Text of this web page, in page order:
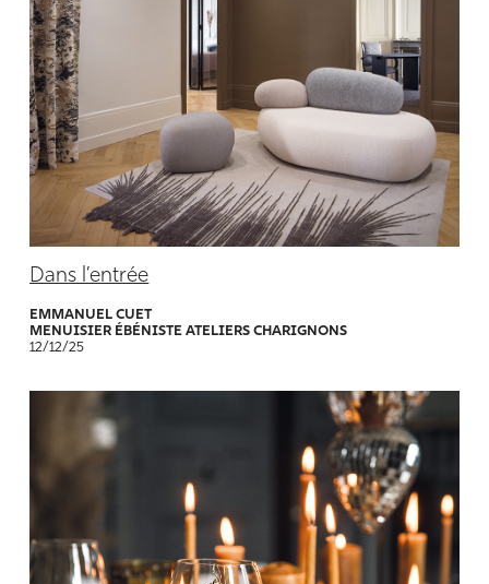
Dans l’entrée
EMMANUEL CUET
MENUISIER ÉBÉNISTE ATELIERS CHARIGNONS
12/12/25